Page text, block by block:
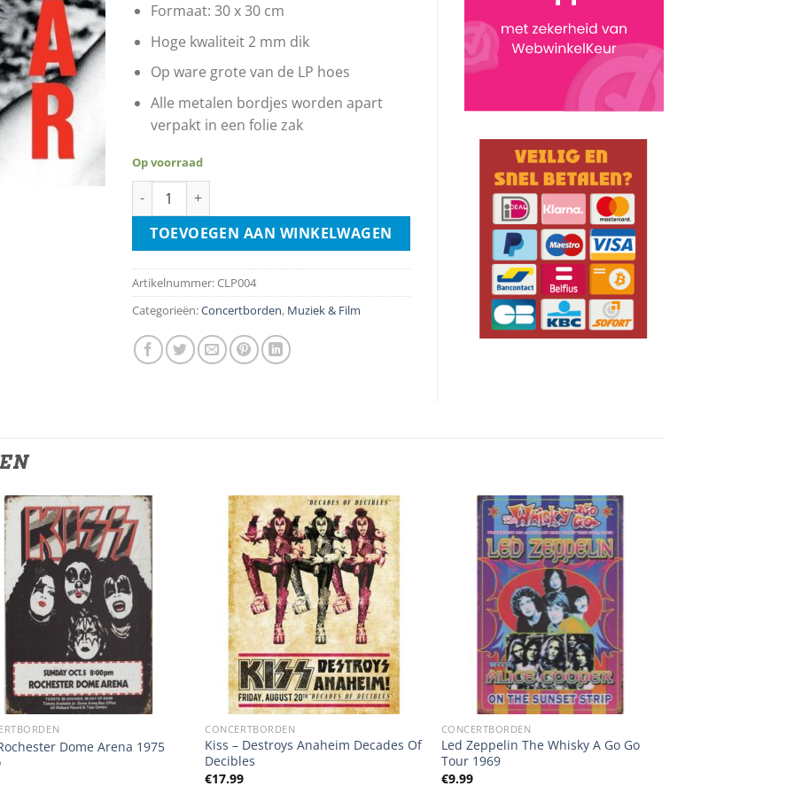
Formaat: 30 x 30 cm
Hoge kwaliteit 2 mm dik
Op ware grote van de LP hoes
Alle metalen bordjes worden apart
verpakt in een folie zak
Op voorraad
U2 - War aantal
TOEVOEGEN AAN WINKELWAGEN
Artikelnummer:CLP004
Categorieën:Concertborden, Muziek & Film
Dome Arena 1975
CONCERTBORDEN
Kiss – Destroys Anaheim Decades Of
Decibles
€17.99
CONCERTBORDEN
Led Zeppelin The Whisky A Go Go
Tour 1969
€9.99